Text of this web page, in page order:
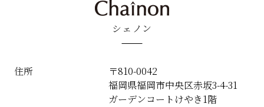
シェノン
住所
〒810-0042
福岡県福岡市中央区赤坂3-4-31
ガーデンコートけやき1階